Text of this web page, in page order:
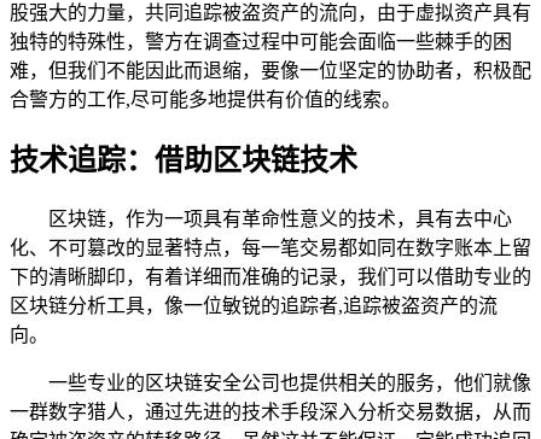
股强大的力量，共同追踪被盗资产的流向，由于虚拟资产具有
独特的特殊性，警方在调查过程中可能会面临一些棘手的困
难，但我们不能因此而退缩，要像一位坚定的协助者，积极配
合警方的工作,尽可能多地提供有价值的线索。
技术追踪：借助区块链技术
区块链，作为一项具有革命性意义的技术，具有去中心
化、不可篡改的显著特点，每一笔交易都如同在数字账本上留
下的清晰脚印，有着详细而准确的记录，我们可以借助专业的
区块链分析工具，像一位敏锐的追踪者,追踪被盗资产的流
向。
一些专业的区块链安全公司也提供相关的服务，他们就像
一群数字猎人，通过先进的技术手段深入分析交易数据，从而